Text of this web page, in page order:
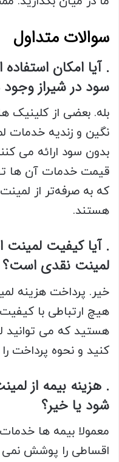
سوالات متداول
. آیا امکان
سود در شیراز وجود
بله. بعضی از کلینیک
نگین و زندیه خدمات
بدون سود ارائه می
قیمت خدمات آن ها
که به صرفه‌تر از
هستند.
. آیا کیفیت لمینت
لمینت نقدی است؟
خیر. پرداخت هزینه
هیچ ارتباطی با
هستید که می توانید
کنید و نحوه پرداخت
. هزینه بیمه از
شود یا خیر؟
معمولا بیمه ها
اقساطی را پوشش نمی